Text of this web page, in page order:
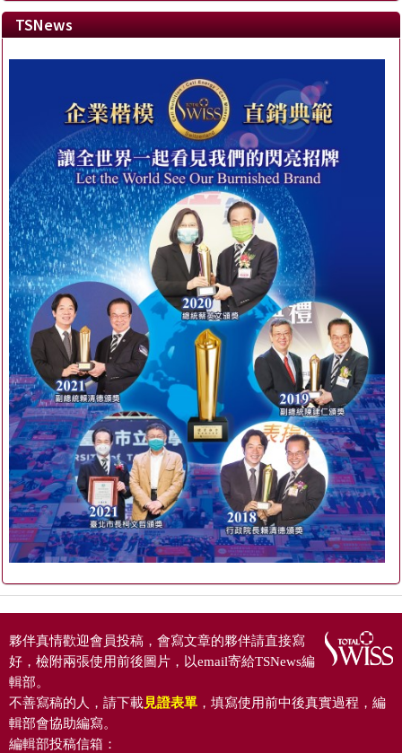
TSNews
夥伴真情歡迎會員投稿，會寫文章的夥伴請直接寫
好，檢附兩張使用前後圖片，以email寄給TSNews編
輯部。
不善寫稿的人，請下載見證表單 ，填寫使用前中後真實過程，編
輯部會協助編寫。
編輯部投稿信箱：